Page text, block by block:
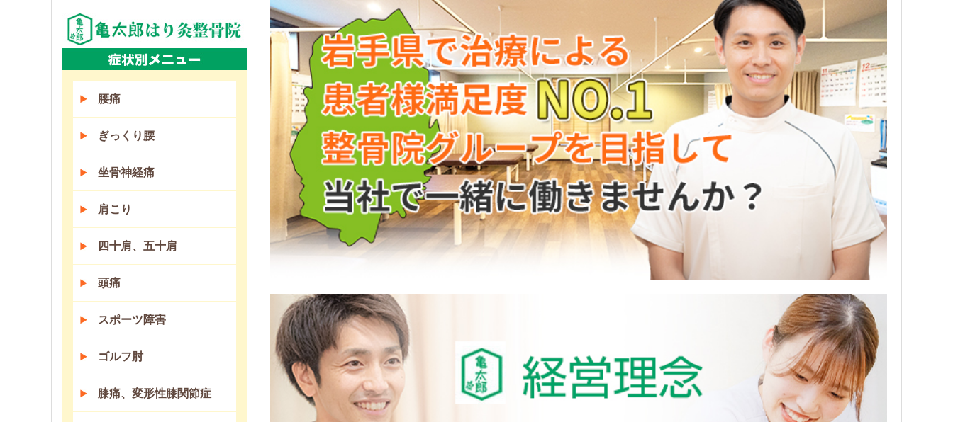
腰痛
ぎっくり腰
坐骨神経痛
肩こり
四十肩、五十肩
頭痛
スポーツ障害
ゴルフ肘
膝痛、変形性膝関節症